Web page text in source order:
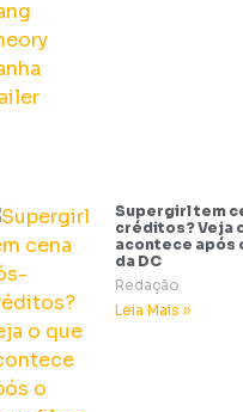
Supergirl tem
créditos? Veja
acontece após
da DC
Redação
Leia Mais »